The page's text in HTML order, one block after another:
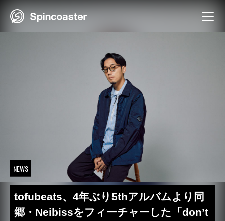
NEWS
tofubeats、4年ぶり5thアルバムより同
郷・Neibissをフィーチャーした「don’t